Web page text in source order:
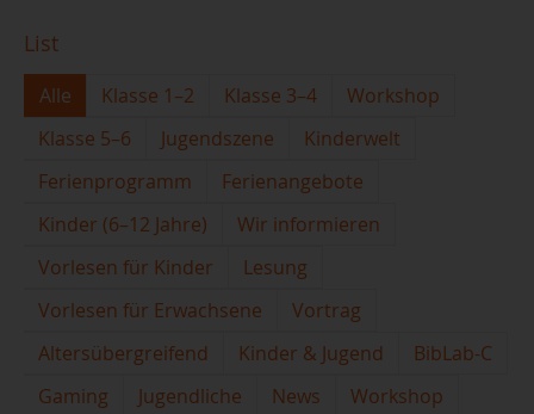
List
Alle Klasse 1–2 Klasse 3–4
Workshop
Klasse 5–6
Jugendszene
Kinderwelt
Ferienprogramm
Ferienangebote
Kinder (6–12 Jahre)
Wir informieren
Vorlesen für Kinder
Lesung
Vorlesen für Erwachsene
Vortrag
Altersübergreifend
Kinder & Jugend
BibLab-C
Gaming
Jugendliche News
Workshop